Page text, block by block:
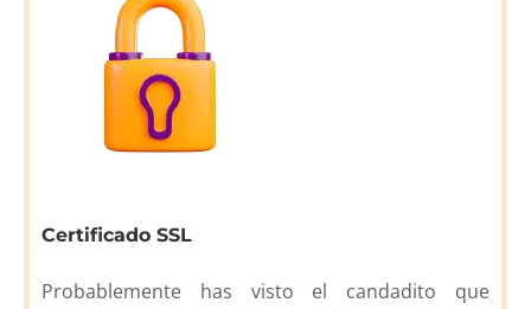
Certificado SSL
Probablemente has visto el candadito que